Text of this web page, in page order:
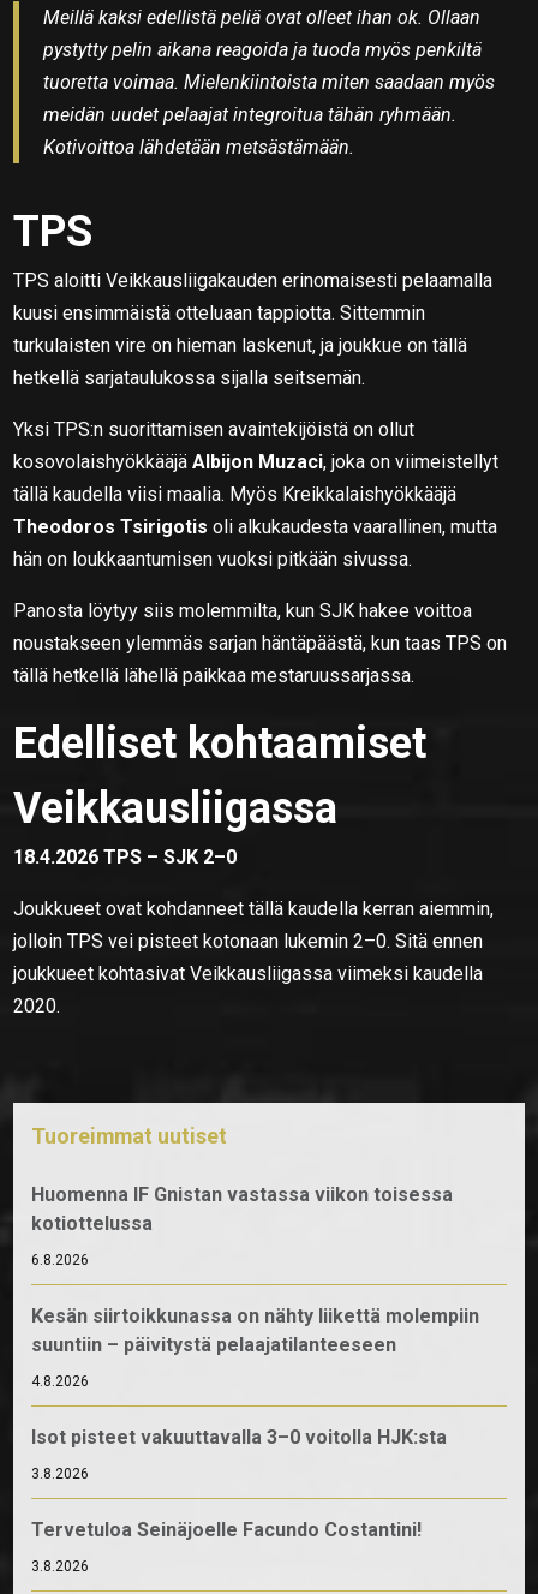
Meillä kaksi edellistä peliä ovat olleet ihan ok. Ollaan
pystytty pelin aikana reagoida ja tuoda myös penkiltä
tuoretta voimaa. Mielenkiintoista miten saadaan myös
meidän uudet pelaajat integroitua tähän ryhmään.
Kotivoittoa lähdetään metsästämään.
TPS
TPS aloitti Veikkausliigakauden erinomaisesti pelaamalla
kuusi ensimmäistä otteluaan tappiotta. Sittemmin
turkulaisten vire on hieman laskenut, ja joukkue on tällä
hetkellä sarjataulukossa sijalla seitsemän.
Yksi TPS:n suorittamisen avaintekijöistä on ollut
kosovolaishyökkääjäAlbijon Muzaci, joka on viimeistellyt
tällä kaudella viisi maalia. Myös Kreikkalaishyökkääjä
Theodoros Tsirigotis oli alkukaudesta vaarallinen, mutta
hän on loukkaantumisen vuoksi pitkään sivussa.
Panosta löytyy siis molemmilta, kun SJK hakee voittoa
noustakseen ylemmäs sarjan häntäpäästä, kun taas TPS on
tällä hetkellä lähellä paikkaa mestaruussarjassa.
Edelliset kohtaamiset
Veikkausliigassa
18.4.2026 TPS – SJK 2–0
Joukkueet ovat kohdanneet tällä kaudella kerran aiemmin,
jolloin TPS vei pisteet kotonaan lukemin 2–0. Sitä ennen
joukkueet kohtasivat Veikkausliigassa viimeksi kaudella
2020.
Tuoreimmat uutiset
Huomenna IF Gnistan vastassa viikon toisessa
kotiottelussa
6.8.2026
Kesän siirtoikkunassa on nähty liikettä molempiin
suuntiin – päivitystä pelaajatilanteeseen
4.8.2026
Isot pisteet vakuuttavalla 3–0 voitolla HJK:sta
3.8.2026
Tervetuloa Seinäjoelle Facundo Costantini!
3.8.2026